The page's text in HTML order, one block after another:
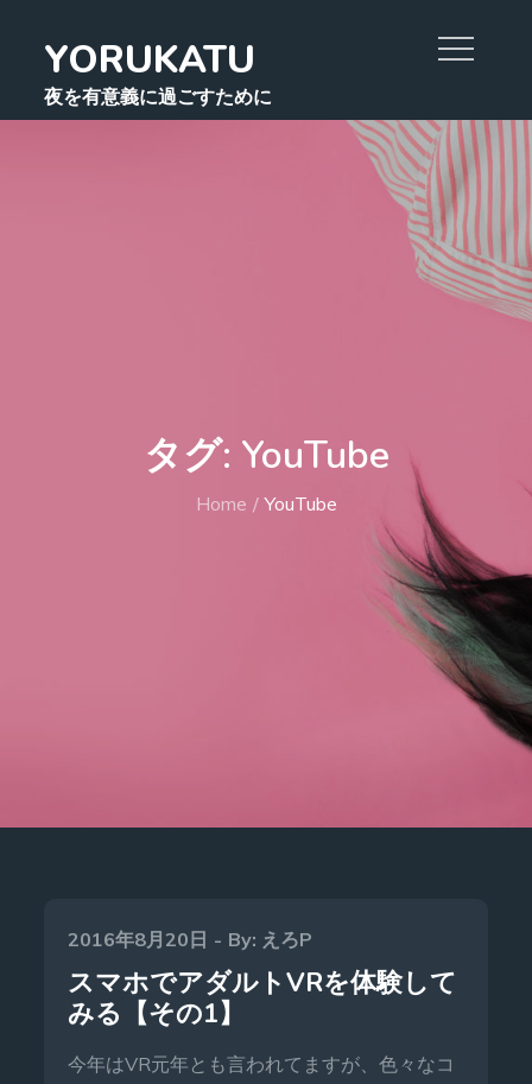
contentYORUKATU
夜を有意義に過ごすために
タグ: YouTube
Home YouTube
Posted
on
2016年8月20日 By: えろP
スマホでアダルトVRを体験して
みる【その1】
今年はVR元年とも言われてますが、色々なコ